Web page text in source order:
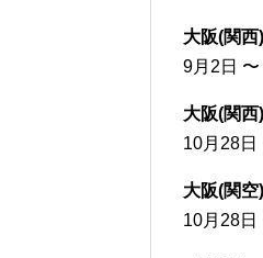
大阪(関西
9月2日
大阪(関
10月28日
大阪(関空
10月28日